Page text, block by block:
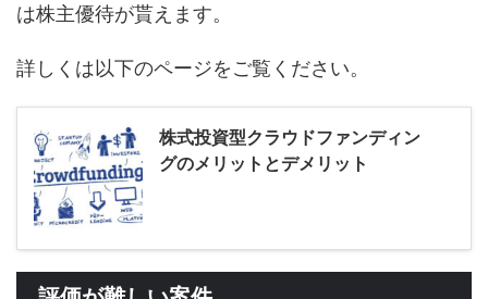
は株主優待が貰えます。
詳しくは以下のページをご覧ください。
株式投資型クラウドファンディン
グのメリットとデメリット